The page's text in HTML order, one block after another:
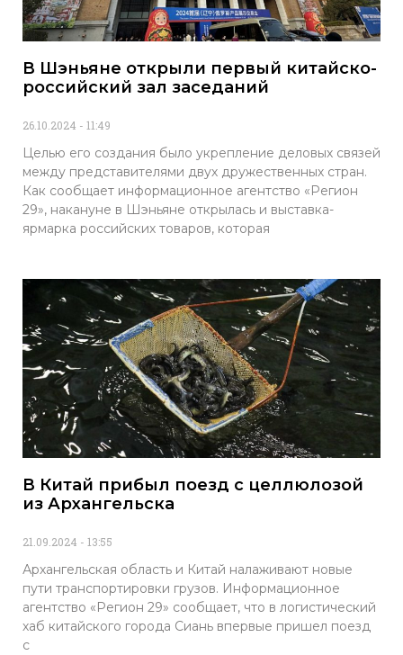
В Шэньяне открыли первый китайско-
российский зал заседаний
26.10.2024 11:49
Целью его создания было укрепление деловых связей
между представителями двух дружественных стран.
Как сообщает информационное агентство «Регион
29», накануне в Шэньяне открылась и выставка-
ярмарка российских товаров, которая
В Китай прибыл поезд с целлюлозой
из Архангельска
21.09.2024 13:55
Архангельская область и Китай налаживают новые
пути транспортировки грузов. Информационное
агентство «Регион 29» сообщает, что в логистический
хаб китайского города Сиань впервые пришел поезд
с